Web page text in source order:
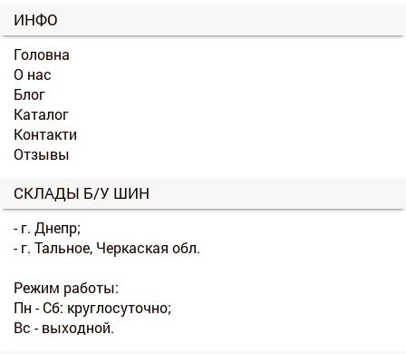
ИНФО
Головна
О нас
Блог
Каталог
Контакти
Отзывы
СКЛАДЫ Б/У ШИН
- г. Днепр;
- г. Тальное, Черкаская обл.
Режим работы:
Пн - Сб: круглосуточно;
Вс - выходной.